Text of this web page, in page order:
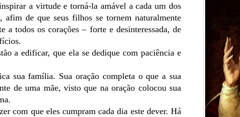
a virtude e torná-la amável a cada um dos
de que seus filhos se tornem naturalmente
todos os corações – forte e desinteressada, de
a edificar, que ela se dedique com paciência e
sua família. Sua oração completa o que a sua
de uma mãe, visto que na oração colocou sua
com que eles cumpram cada dia este dever. Há